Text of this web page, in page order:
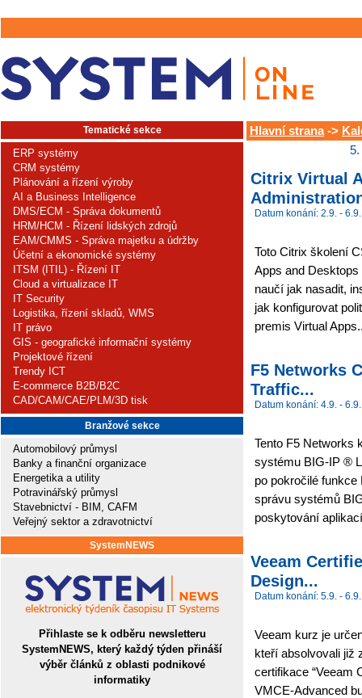
Tematické sekce
ERP systémy
CRM systémy
Plánování a řízení výroby
AI a Business Intelligence
DMS/ECM - Správa dokumentů
HRM/HCM - Řízení lidských zdrojů
EAM/CMMS - Správa majetku a údržby
Účetní a ekonomické systémy
ITSM (ITIL) - Řízení IT
Cloud a virtualizace IT
IT Security
Logistika, řízení skladů, WMS
IT právo
GIS - geografické informační systémy
Projektové řízení
Trendy ICT
E-commerce B2B/B2C
CAD/CAM/CAE/PLM/3D tisk
Branžové sekce
Automobilový průmysl
Banky a finanční organizace
Energetika a utility
Potravinářský průmysl
Stavebnictví - BIM, CAFM
Veřejný sektor a zdravotnictví
SystemNEWS
Přihlaste se k odběru newsletteru
SystemNEWS, který každý týden přináší
výběr článků z oblasti podnikové
informatiky
Hlavní strana->
5.
Citrix Virtual
Datum konání: 2.9. - 6.9.
Toto Citrix školení
Apps and Desktops
naučí jak nasadit,
jak konfigurovat
premis Virtual
F5 Networks
Traffic...
Datum konání: 4.9. - 6.9.
Tento F5 Networks
systému BIG-IP ®
po pokročilé
správu systémů
poskytování
Veeam
Design...
Datum konání: 5.9. - 6.9.
Veeam kurz je
kteří absolvovali již
certifikace “Veeam
VMCE-Advanced